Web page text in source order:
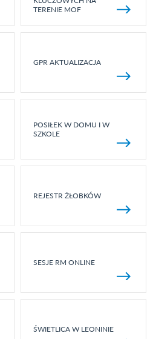
TERENIE MOF
GPR AKTUALIZACJA
POSIŁEK W DOMU I W
SZKOLE
REJESTR ŻŁOBKÓW
SESJE RM ONLINE
ŚWIETLICA W LEONINIE